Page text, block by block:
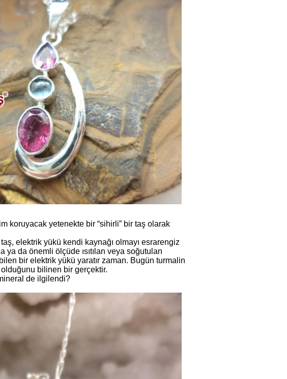
koruyacak yetenekte bir “sihirli” bir taş olarak
elektrik yükü kendi kaynağı olmayı esrarengiz
ya da önemli ölçüde ısıtılan veya soğutulan
bir elektrik yükü yaratır zaman. Bugün turmalin
bilinen bir gerçektir.
de ilgilendi?